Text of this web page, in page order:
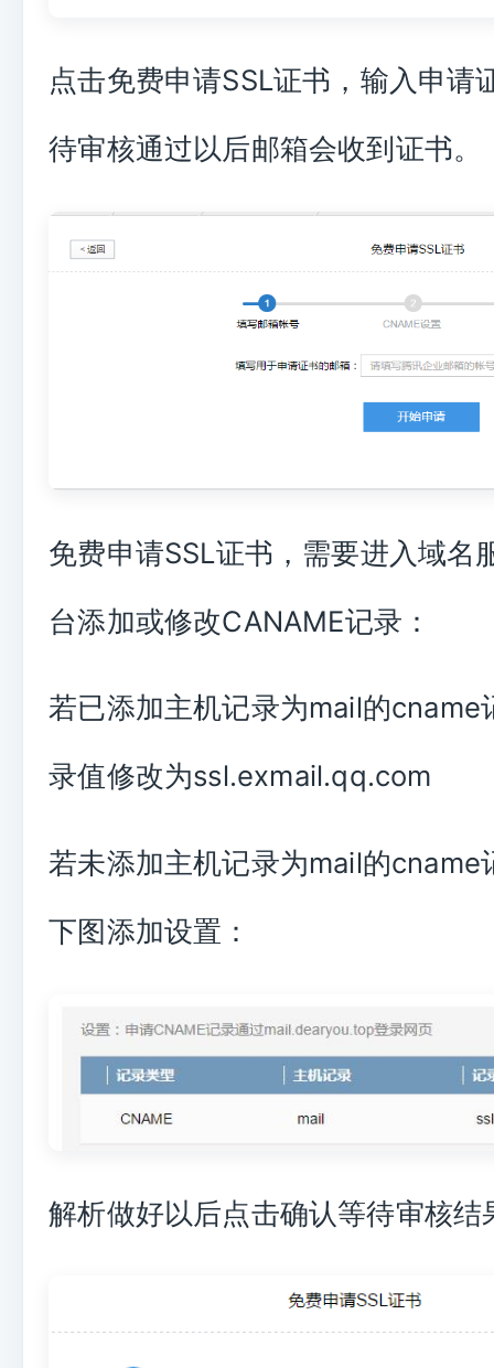
点击免费申请SSL证书，输入申请
待审核通过以后邮箱会收到证书。
免费申请SSL证书，需要进入域名
台添加或修改CANAME记录：
若已添加主机记录为mail的cname
录值修改为ssl.exmail.qq.com
若未添加主机记录为mail的cname
下图添加设置：
解析做好以后点击确认等待审核结